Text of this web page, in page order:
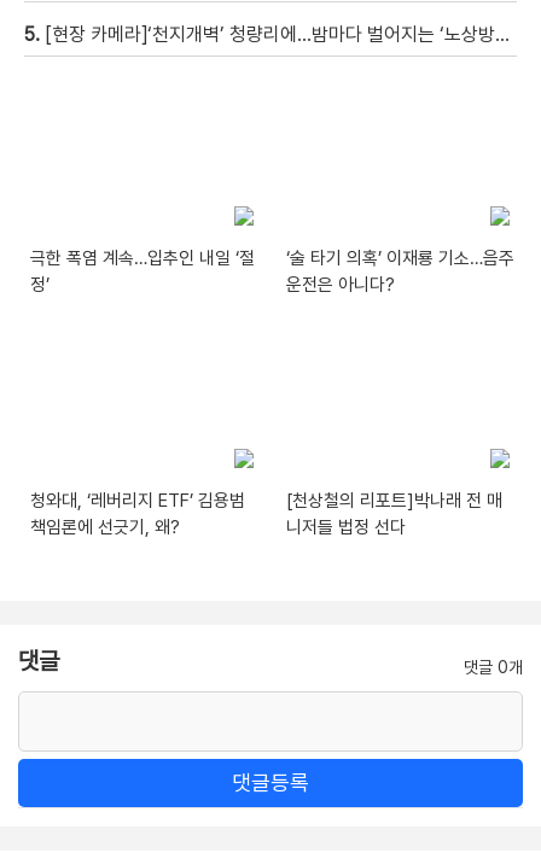
5. [현장 카메라]‘천지개벽’ 청량리에…밤마다 벌어지는 ‘노상방뇨 전쟁’
극한 폭염 계속…입추인 내일 ‘절
정’
‘술 타기 의혹’ 이재룡 기소…음주
운전은 아니다?
청와대, ‘레버리지 ETF’ 김용범
책임론에 선긋기, 왜?
[천상철의 리포트]박나래 전 매
니저들 법정 선다
댓글 댓글 0개
댓글등록